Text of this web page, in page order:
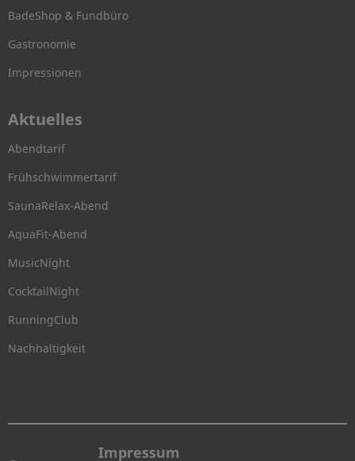
BadeShop & Fundbüro
Gastronomie
Impressionen
Aktuelles
Abendtarif
Frühschwimmertarif
SaunaRelax-Abend
AquaFit-Abend
MusicNight
CocktailNight
RunningClub
Nachhaltigkeit
Impressum